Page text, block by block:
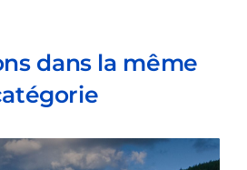
dans la même